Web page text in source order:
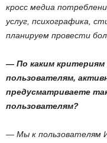
кросс медиа
услуг, психографика,
планируем провести
— По каким критериям
пользователям,
предусматриваете
пользователям?
— Мы к пользователям